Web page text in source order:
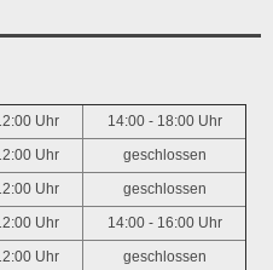
Uhr 14:00 - 18:00 Uhr
Uhr geschlossen
Uhr geschlossen
Uhr 14:00 - 16:00 Uhr
Uhr geschlossen